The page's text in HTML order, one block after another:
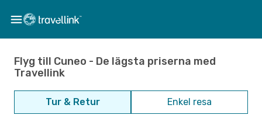
Flyg till Cuneo - De lägsta priserna med
Travellink
Tur & Retur Enkel resa